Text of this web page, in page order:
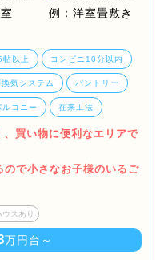
以上 コンビニ10分以内
気システム パントリー
ルコニー 在来工法
買い物に便利なエリアで
で小さなお子様のいるご
ウスあり
万円台～